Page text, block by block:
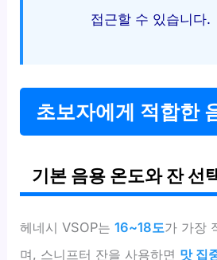
접근할 수 있습니다.
초보자에게 적합한
기본 음용 온도와 잔 선
헤네시 VSOP는16~18도가 가장
며, 스니프터 잔을 사용하면 맛 집